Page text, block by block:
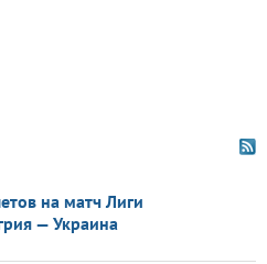
на матч Лиги
— Украина